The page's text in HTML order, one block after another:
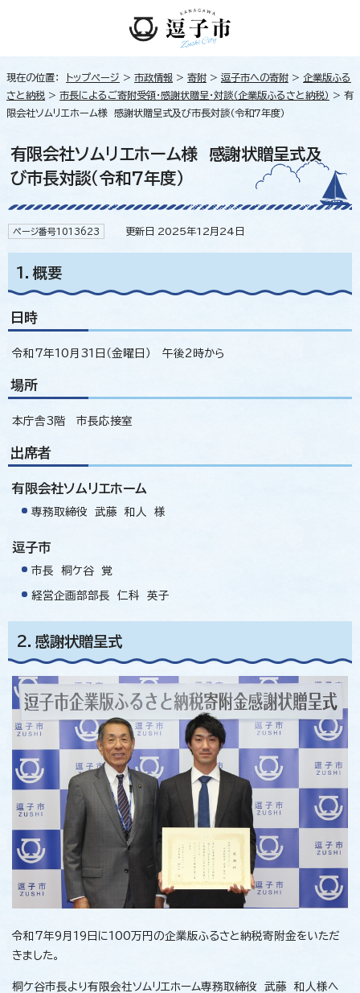
現在の位置： トップページ > 市政情報 > 寄附 > 逗子市への寄附 > 企業版ふる
さと納税 > 市長によるご寄附受領・感謝状贈呈・対談（企業版ふるさと納税） > 有
限会社ソムリエホーム様 感謝状贈呈式及び市長対談（令和7年度）
有限会社ソムリエホーム様 感謝状贈呈式及
び市長対談（令和7年度）
ページ番号1013623 更新日 2025年12月24日
1．概要
日時
令和7年10月31日（金曜日） 午後2時から
場所
本庁舎3階 市長応接室
出席者
有限会社ソムリエホーム
専務取締役 武藤 和人 様
逗子市
市長 桐ケ谷 覚
経営企画部部長 仁科 英子
2．感謝状贈呈式
令和7年9月19日に100万円の企業版ふるさと納税寄附金をいただ
きました。
桐ケ谷市長より有限会社ソムリエホーム専務取締役 武藤 和人様へ